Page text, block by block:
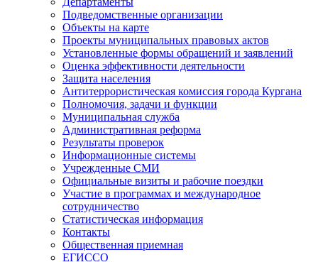
Подведомственные организации
Объекты на карте
Проекты муниципальных правовых актов
Установленные формы обращений и заявлений
Оценка эффективности деятельности
Защита населения
Антитеррористическая комиссия города Кургана
Полномочия, задачи и функции
Муниципальная служба
Административная реформа
Результаты проверок
Информационные системы
Учрежденные СМИ
Официальные визиты и рабочие поездки
Участие в программах и международное
сотрудничество
Статистическая информация
Контакты
Общественная приемная
ЕГИССО